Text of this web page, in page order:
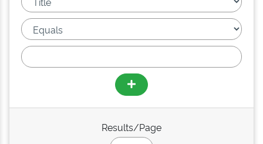
Results/Page